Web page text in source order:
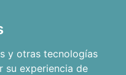
y otras tecnologías
su experiencia de